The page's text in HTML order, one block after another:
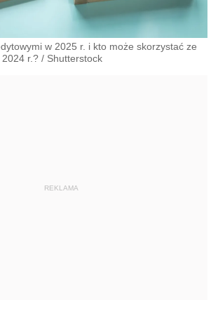
w 2025 r. i kto może skorzystać ze
r.? / Shutterstock